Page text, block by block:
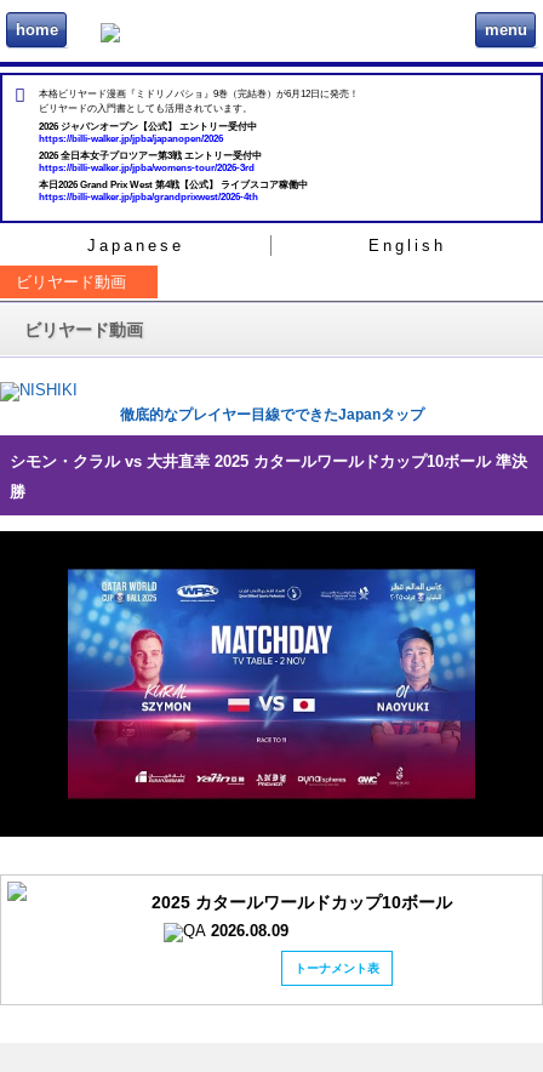
home ビリヲカ menu
本格ビリヤード漫画『ミドリノバショ』9巻（完結巻）が6月12日に発売！
ビリヤードの入門書としても活用されています。
2026 ジャパンオープン【公式】 エントリー受付中
https://billi-walker.jp/jpba/japanopen/2026
2026 全日本女子プロツアー第3戦 エントリー受付中
https://billi-walker.jp/jpba/womens-tour/2026-3rd
本日2026 Grand Prix West 第4戦【公式】 ライブスコア稼働中
https://billi-walker.jp/jpba/grandprixwest/2026-4th
Japanese
English
ビリヤード動画
ビリヤード動画
徹底的なプレイヤー目線でできたJapanタップ
シモン・クラル vs 大井直幸 2025 カタールワールドカップ10ボール 準決
勝
2025 カタールワールドカップ10ボール
2026.08.09
トーナメント表